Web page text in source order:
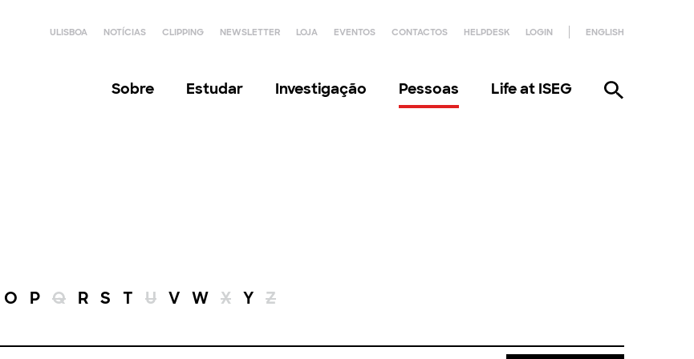
ULISBOA NOTÍCIAS CLIPPING NEWSLETTER LOJA EVENTOS CONTACTOS HELPDESK LOGIN ENGLISH
Sobre Estudar Investigação Pessoas Life at ISEG
O P Q R S T U V W X Y Z